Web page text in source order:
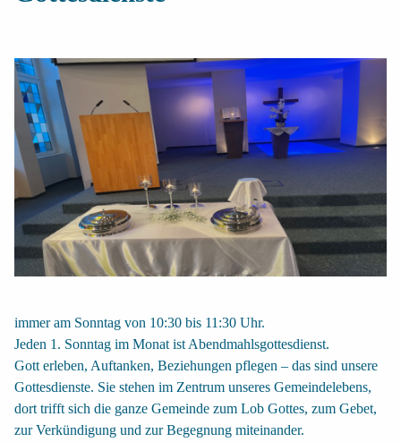
immer am Sonntag von 10:30 bis 11:30 Uhr.
Jeden 1. Sonntag im Monat ist Abendmahlsgottesdienst.
Gott erleben, Auftanken, Beziehungen pflegen – das sind unsere
Gottesdienste. Sie stehen im Zentrum unseres Gemeindelebens,
dort trifft sich die ganze Gemeinde zum Lob Gottes, zum Gebet,
zur Verkündigung und zur Begegnung miteinander.